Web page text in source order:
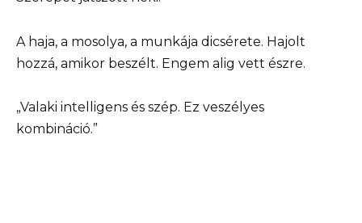
A haja, a mosolya, a munkája dicsérete. Hajolt
hozzá, amikor beszélt. Engem alig vett észre.
„Valaki intelligens és szép. Ez veszélyes
kombináció.”